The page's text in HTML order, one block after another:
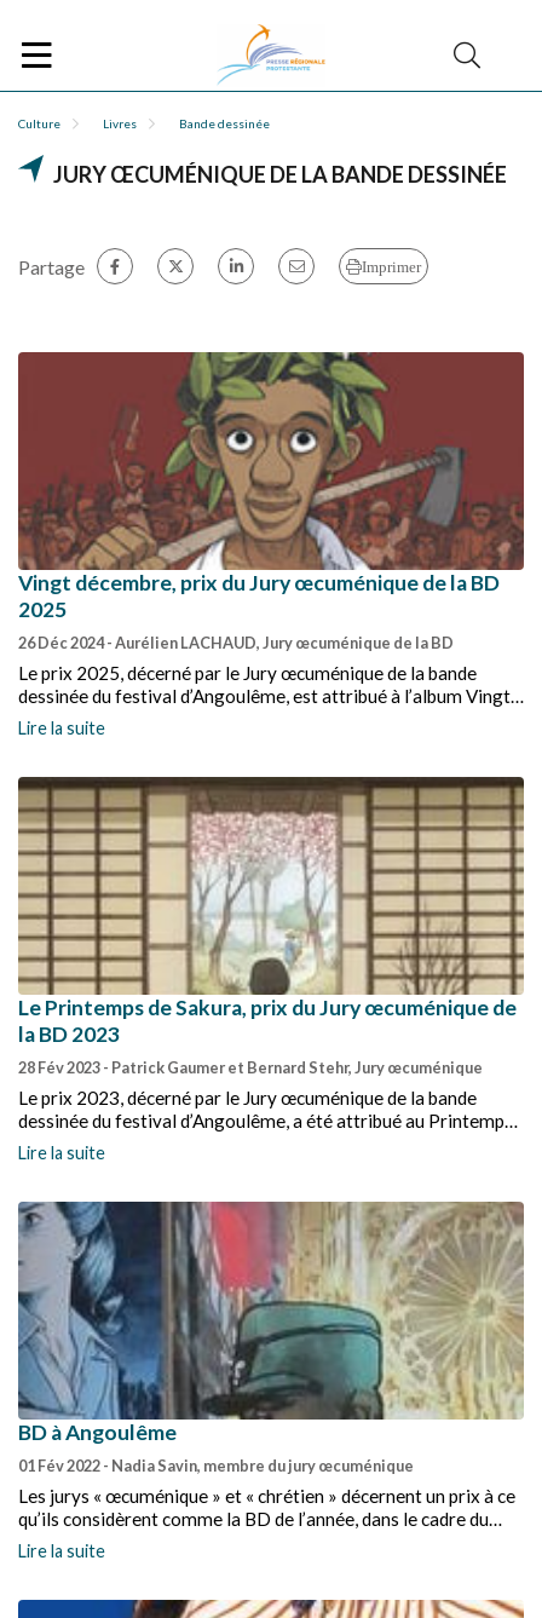
Culture Livres Bande dessinée
JURY ŒCUMÉNIQUE DE LA BANDE DESSINÉE
Partage Imprimer
Vingt décembre, prix du Jury œcuménique de la BD
2025
26 Déc 2024- Aurélien LACHAUD, Jury œcuménique de la BD
Le prix 2025, décerné par le Jury œcuménique de la bande
dessinée du festival d’Angoulême, est attribué à l’album Vingt
décembre d'Appollo et Tehem publié chez Dargaud et la
mention spéciale à l’album Manouchian de Jean-David Morvan,
Lire la suite
Le Printemps de Sakura, prix du Jury œcuménique de
la BD 2023
28 Fév 2023- Patrick Gaumer et Bernard Stehr, Jury œcuménique
Le prix 2023, décerné par le Jury œcuménique de la bande
dessinée du festival d’Angoulême, a été attribué au Printemps
de Sakura, de Marie Jaffredo, et la mention spéciale à
Perpendiculaire au soleil, de Valentine Cuny-Lescallet.
Lire la suite
BD à Angoulême
01 Fév 2022- Nadia Savin, membre du jury œcuménique
Les jurys « œcuménique » et « chrétien » décernent un prix à ce
qu’ils considèrent comme la BD de l’année, dans le cadre du
festival de la BD d’Angoulême.
Lire la suite